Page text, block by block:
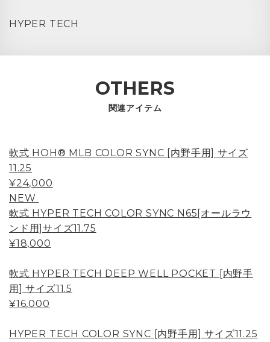
HYPER TECH
OTHERS
関連アイテム
軟式 HOH® MLB COLOR SYNC [内野手用] サイズ
11.25
¥24,000
NEW
軟式 HYPER TECH COLOR SYNC N65[オールラウ
ンド用]サイズ11.75
¥18,000
軟式 HYPER TECH DEEP WELL POCKET [内野手
用] サイズ11.5
¥16,000
HYPER TECH COLOR SYNC [内野手用] サイズ11.25